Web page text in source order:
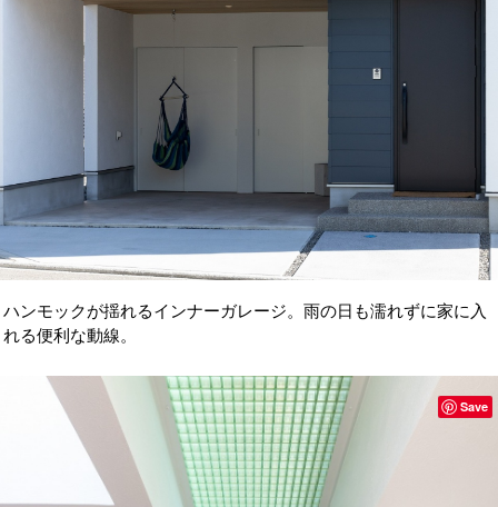
ハンモックが揺れるインナーガレージ。雨の日も濡れずに家に入
れる便利な動線。
Save